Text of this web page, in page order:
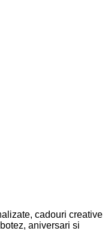
cadouri creative
aniversari si